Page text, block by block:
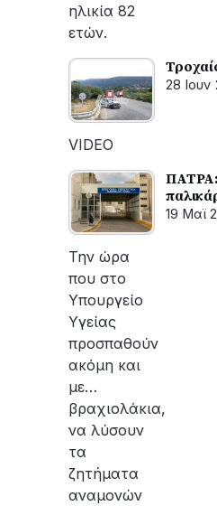
ηλικία 82
ετών.
28 Ιουν
VIDEO
ΠΑΤΡΑ:
19 Μαϊ
Την ώρα
που στο
Υπουργείο
Υγείας
προσπαθούν
ακόμη και
με…
βραχιολάκια,
να λύσουν
τα
ζητήματα
αναμονών